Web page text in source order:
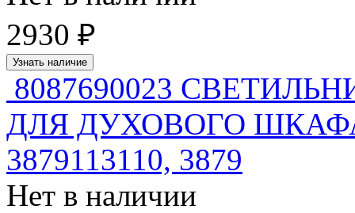
2930 ₽
Узнать наличие
8087690023
ДЛЯ ДУХОВОГО ШКАФА
3879113110, 3879
Нет в наличии